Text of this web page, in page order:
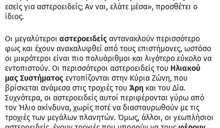
εσείς για αστεροειδείς; Αν ναι, ελάτε μέσα», προσθέτει ο
ίδιος.
Οι μεγαλύτεροι αστεροειδείς αντανακλούν περισσότερο
φως και έχουν ανακαλυφθεί από τους επιστήμονες, ωστόσο
οι μικρότεροι είναι πιο πολυάριθμοι και λιγότερο εύκολο να
εντοπιστούν. Οι περισσότεροι αστεροειδείς του Ηλιακού
μας Συστήματος εντοπίζονται στην Κύρια Ζώνη, που
βρίσκεται ανάμεσα στις τροχιές του Άρη και του Δία.
Συχνότερα, οι αστεροειδείς αυτοί περιφέρονται γύρω από
τον Ήλιο ακίνδυνα, χωρίς ποτέ να διασταυρωθούν με τις
τροχιές των μεγάλων πλανητών. Όμως, άλλοι, οι γεωπλήσιοι